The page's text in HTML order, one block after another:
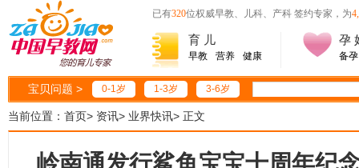
已有320位权威早教、儿科、产科 签约专家，为
育 儿
早教 营养 健康
孕
备孕
宝贝问题 > 0-1岁 1-3岁 3-6岁
当前位置： 首页> 资讯> 业界快讯> 正文